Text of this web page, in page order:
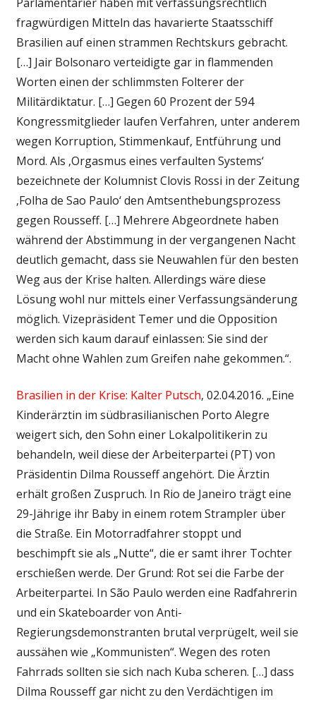
fragwürdigen Mitteln das havarierte Staatsschiff
Brasilien auf einen strammen Rechtskurs gebracht.
[…] Jair Bolsonaro verteidigte gar in flammenden
Worten einen der schlimmsten Folterer der
Militärdiktatur. […] Gegen 60 Prozent der 594
Kongressmitglieder laufen Verfahren, unter anderem
wegen Korruption, Stimmenkauf, Entführung und
Mord. Als ‚Orgasmus eines verfaulten Systems‘
bezeichnete der Kolumnist Clovis Rossi in der Zeitung
‚Folha de Sao Paulo‘ den Amtsenthebungsprozess
gegen Rousseff. […] Mehrere Abgeordnete haben
während der Abstimmung in der vergangenen Nacht
deutlich gemacht, dass sie Neuwahlen für den besten
Weg aus der Krise halten. Allerdings wäre diese
Lösung wohl nur mittels einer Verfassungsänderung
möglich. Vizepräsident Temer und die Opposition
werden sich kaum darauf einlassen: Sie sind der
Macht ohne Wahlen zum Greifen nahe gekommen.“.
Brasilien in der Krise: Kalter Putsch, 02.04.2016. „Eine
Kinderärztin im südbrasilianischen Porto Alegre
weigert sich, den Sohn einer Lokalpolitikerin zu
behandeln, weil diese der Arbeiterpartei (PT) von
Präsidentin Dilma Rousseff angehört. Die Ärztin
erhält großen Zuspruch. In Rio de Janeiro trägt eine
29-Jährige ihr Baby in einem rotem Strampler über
die Straße. Ein Motorradfahrer stoppt und
beschimpft sie als „Nutte“, die er samt ihrer Tochter
erschießen werde. Der Grund: Rot sei die Farbe der
Arbeiterpartei. In São Paulo werden eine Radfahrerin
und ein Skateboarder von Anti-
Regierungsdemonstranten brutal verprügelt, weil sie
aussähen wie „Kommunisten“. Wegen des roten
Fahrrads sollten sie sich nach Kuba scheren. […] dass
Dilma Rousseff gar nicht zu den Verdächtigen im